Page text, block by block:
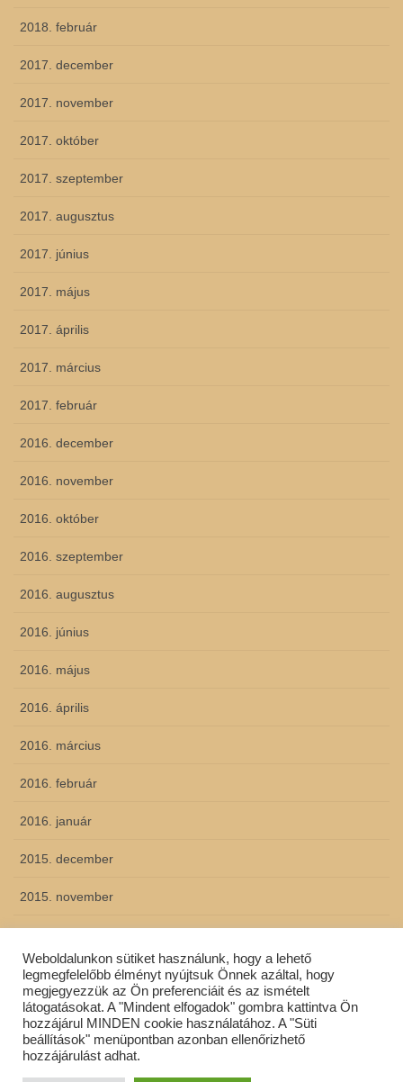
2018. február
2017. december
2017. november
2017. október
2017. szeptember
2017. augusztus
2017. június
2017. május
2017. április
2017. március
2017. február
2016. december
2016. november
2016. október
2016. szeptember
2016. augusztus
2016. június
2016. május
2016. április
2016. március
2016. február
2016. január
2015. december
2015. november
2015. szeptember
Copyright © Szent Gotthárd Általános Iskola All Rights Reserved.
Powered byWordPresswithLightning Theme
Weboldalunkon sütiket használunk, hogy a lehető
legmegfelelőbb élményt nyújtsuk Önnek azáltal, hogy
megjegyezzük az Ön preferenciáit és az ismételt
látogatásokat. A "Mindent elfogadok" gombra kattintva Ön
hozzájárul MINDEN cookie használatához. A "Süti
beállítások" menüpontban azonban ellenőrizhető
hozzájárulást adhat.